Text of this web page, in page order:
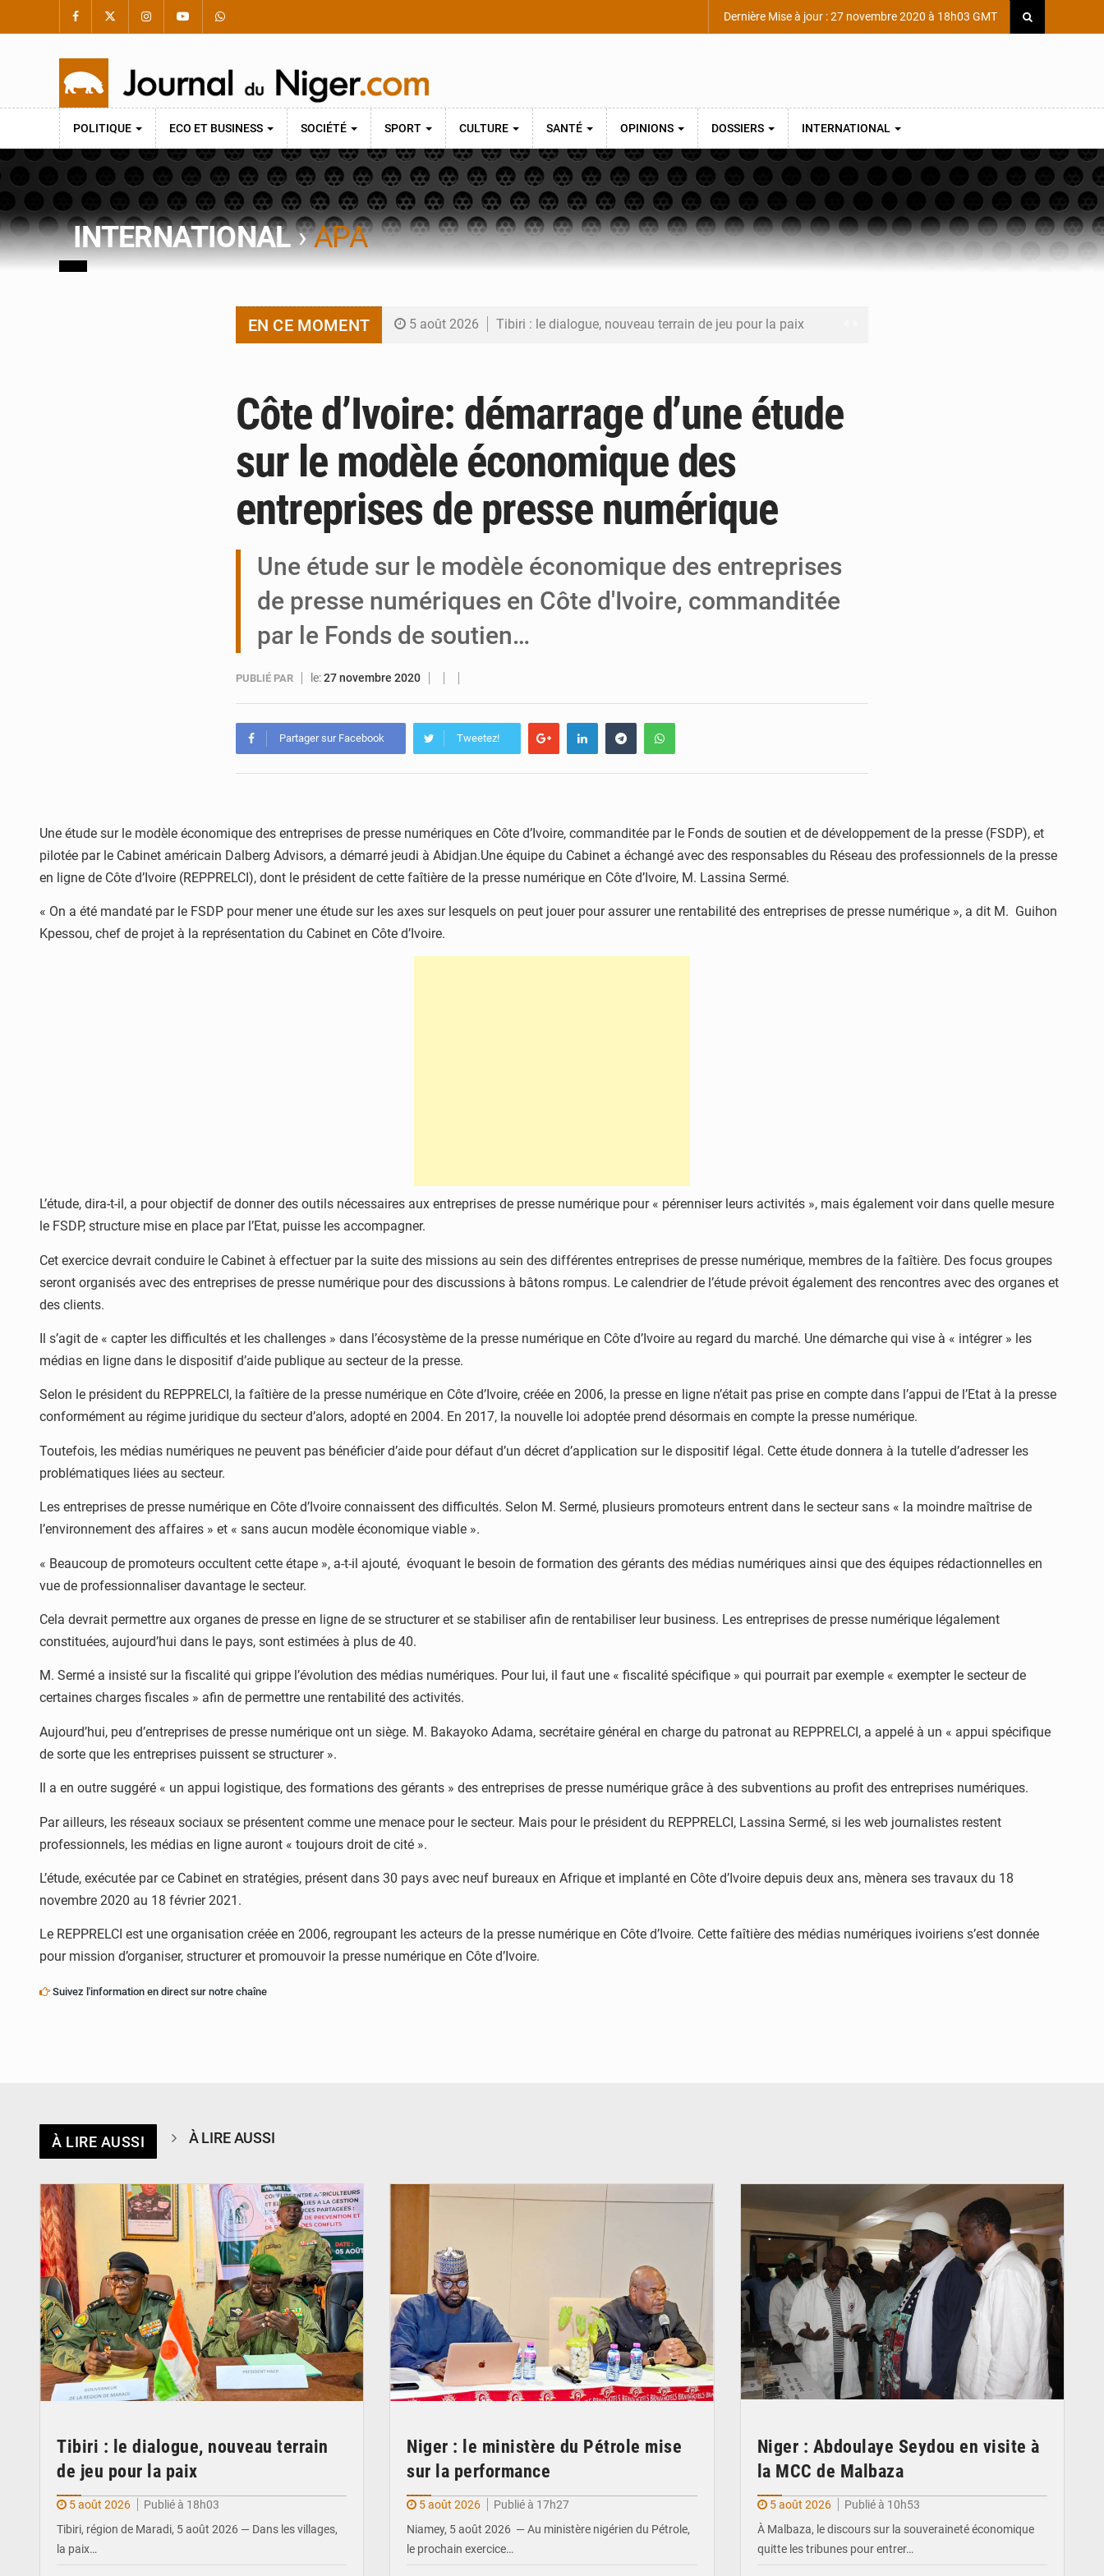
Dernière Mise à jour : 27 novembre 2020 à 18h03 GMT
POLITIQUE ECO ET BUSINESS SOCIÉTÉ SPORT CULTURE SANTÉ OPINIONS DOSSIERS INTERNATIONAL
INTERNATIONAL›APA
EN CE MOMENT 5 août 2026 Tibiri : le dialogue, nouveau terrain de jeu pour la paix
5 août 2026 Niger : Abdoulaye Seydou en visite à la MCC de Malbaza
4 août 2026 Niamey : Mohamed Toumba enchaîne les audiences
4 août 2026 Arlit : La police d’Akokan démantèle deux réseaux criminels
Côte d’Ivoire: démarrage d’une étude
sur le modèle économique des
entreprises de presse numérique
Une étude sur le modèle économique des entreprises
de presse numériques en Côte d'Ivoire, commanditée
par le Fonds de soutien…
PUBLIÉ PAR le:27 novembre 2020
Partager sur Facebook Tweetez!
Une étude sur le modèle économique des entreprises de presse numériques en Côte d’Ivoire, commanditée par le Fonds de soutien et de développement de la presse (FSDP), et
pilotée par le Cabinet américain Dalberg Advisors, a démarré jeudi à Abidjan.Une équipe du Cabinet a échangé avec des responsables du Réseau des professionnels de la presse
en ligne de Côte d’Ivoire (REPPRELCI), dont le président de cette faîtière de la presse numérique en Côte d’Ivoire, M. Lassina Sermé.
« On a été mandaté par le FSDP pour mener une étude sur les axes sur lesquels on peut jouer pour assurer une rentabilité des entreprises de presse numérique », a dit M. Guihon
Kpessou, chef de projet à la représentation du Cabinet en Côte d’Ivoire.
L’étude, dira-t-il, a pour objectif de donner des outils nécessaires aux entreprises de presse numérique pour « pérenniser leurs activités », mais également voir dans quelle mesure
le FSDP, structure mise en place par l’Etat, puisse les accompagner.
Cet exercice devrait conduire le Cabinet à effectuer par la suite des missions au sein des différentes entreprises de presse numérique, membres de la faîtière. Des focus groupes
seront organisés avec des entreprises de presse numérique pour des discussions à bâtons rompus. Le calendrier de l’étude prévoit également des rencontres avec des organes et
des clients.
Il s’agit de « capter les difficultés et les challenges » dans l’écosystème de la presse numérique en Côte d’Ivoire au regard du marché. Une démarche qui vise à « intégrer » les
médias en ligne dans le dispositif d’aide publique au secteur de la presse.
Selon le président du REPPRELCI, la faîtière de la presse numérique en Côte d’Ivoire, créée en 2006, la presse en ligne n’était pas prise en compte dans l’appui de l’Etat à la presse
conformément au régime juridique du secteur d’alors, adopté en 2004. En 2017, la nouvelle loi adoptée prend désormais en compte la presse numérique.
Toutefois, les médias numériques ne peuvent pas bénéficier d’aide pour défaut d’un décret d’application sur le dispositif légal. Cette étude donnera à la tutelle d’adresser les
problématiques liées au secteur.
Les entreprises de presse numérique en Côte d’Ivoire connaissent des difficultés. Selon M. Sermé, plusieurs promoteurs entrent dans le secteur sans « la moindre maîtrise de
l’environnement des affaires » et « sans aucun modèle économique viable ».
« Beaucoup de promoteurs occultent cette étape », a-t-il ajouté, évoquant le besoin de formation des gérants des médias numériques ainsi que des équipes rédactionnelles en
vue de professionnaliser davantage le secteur.
Cela devrait permettre aux organes de presse en ligne de se structurer et se stabiliser afin de rentabiliser leur business. Les entreprises de presse numérique légalement
constituées, aujourd’hui dans le pays, sont estimées à plus de 40.
M. Sermé a insisté sur la fiscalité qui grippe l’évolution des médias numériques. Pour lui, il faut une « fiscalité spécifique » qui pourrait par exemple « exempter le secteur de
certaines charges fiscales » afin de permettre une rentabilité des activités.
Aujourd’hui, peu d’entreprises de presse numérique ont un siège. M. Bakayoko Adama, secrétaire général en charge du patronat au REPPRELCI, a appelé à un « appui spécifique
de sorte que les entreprises puissent se structurer ».
Il a en outre suggéré « un appui logistique, des formations des gérants » des entreprises de presse numérique grâce à des subventions au profit des entreprises numériques.
Par ailleurs, les réseaux sociaux se présentent comme une menace pour le secteur. Mais pour le président du REPPRELCI, Lassina Sermé, si les web journalistes restent
professionnels, les médias en ligne auront « toujours droit de cité ».
L’étude, exécutée par ce Cabinet en stratégies, présent dans 30 pays avec neuf bureaux en Afrique et implanté en Côte d’Ivoire depuis deux ans, mènera ses travaux du 18
novembre 2020 au 18 février 2021.
Le REPPRELCI est une organisation créée en 2006, regroupant les acteurs de la presse numérique en Côte d’Ivoire. Cette faîtière des médias numériques ivoiriens s’est donnée
pour mission d’organiser, structurer et promouvoir la presse numérique en Côte d’Ivoire.
Suivez l'information en direct sur notre chaîne
À LIRE AUSSI À LIRE AUSSI
Tibiri : le dialogue, nouveau terrain
de jeu pour la paix
5 août 2026
Publié à 18h03
Tibiri, région de Maradi, 5 août 2026 — Dans les villages,
la paix…
Niger : le ministère du Pétrole mise
sur la performance
5 août 2026
Publié à 17h27
Niamey, 5 août 2026 — Au ministère nigérien du Pétrole,
le prochain exercice…
Niger : Abdoulaye Seydou en visite à
la MCC de Malbaza
5 août 2026
Publié à 10h53
À Malbaza, le discours sur la souveraineté économique
quitte les tribunes pour entrer…